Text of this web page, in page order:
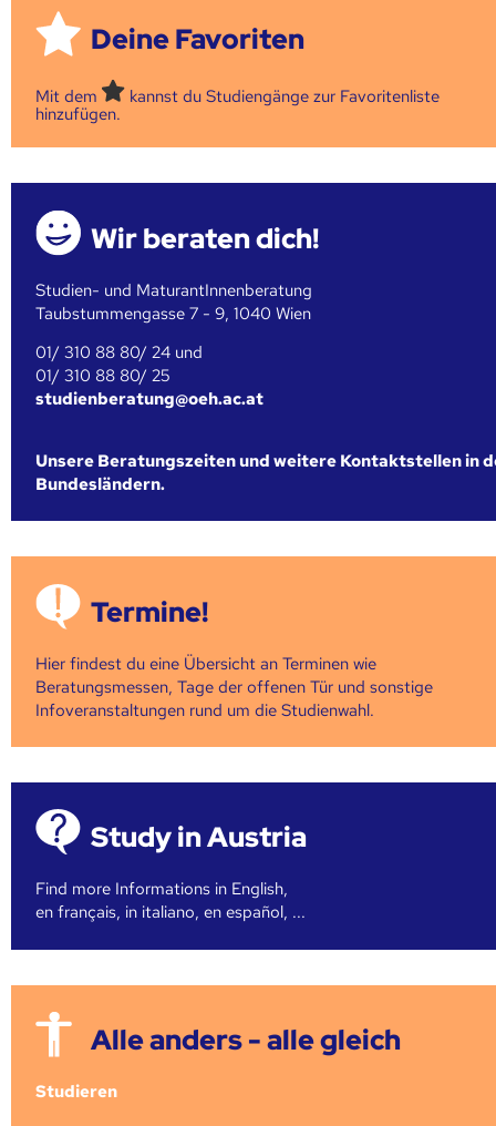
Deine Favoriten
Mit dem
kannst du Studiengänge zur Favoritenliste
hinzufügen.
Wir beraten dich!
Studien- und MaturantInnenberatung
Taubstummengasse 7 - 9, 1040 Wien
01/ 310 88 80/ 24 und
01/ 310 88 80/ 25
studienberatung@oeh.ac.at
Unsere Beratungszeiten und weitere Kontaktstellen in
Bundesländern.
Termine!
Hier findest du eine Übersicht an Terminen wie
Beratungsmessen, Tage der offenen Tür und sonstige
Infoveranstaltungen rund um die Studienwahl.
Study in Austria
Find more Informations in English,
en français, in italiano, en español, ...
Alle anders - alle gleich
Studieren